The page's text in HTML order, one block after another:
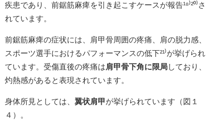
疾患であり、前鋸筋麻痺を引き起こすケースが報告¹⁸⁾²⁰⁾さ
れています。
前鋸筋麻痺の症状には、肩甲骨周囲の疼痛、肩の脱力感、
スポーツ選手におけるパフォーマンスの低下²¹⁾が挙げられ
ています。受傷直後の疼痛は肩甲骨下角に限局しており、
灼熱感があると表現されています。
身体所見としては、 翼状肩甲が挙げられています（図１
４）。